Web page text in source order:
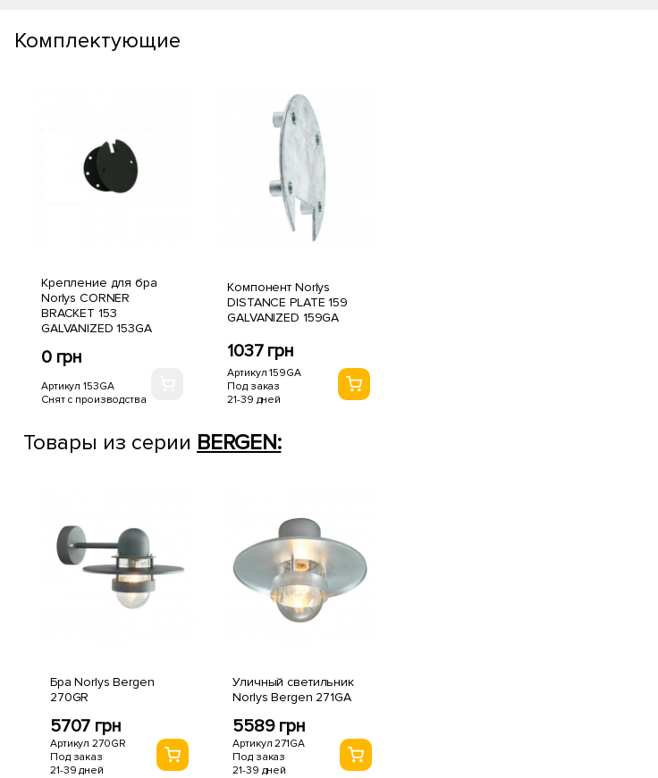
Комплектующие
Крепление для бра
Norlys CORNER
BRACKET 153
GALVANIZED 153GA
0 грн
Артикул 153GA
Снят с производства
Компонент Norlys
DISTANCE PLATE 159
GALVANIZED 159GA
1037 грн
Артикул 159GA
Под заказ
21-39 дней
Товары из серии BERGEN:
Бра Norlys Bergen
270GR
5707 грн
Артикул 270GR
Под заказ
21-39 дней
Уличный светильник
Norlys Bergen 271GA
5589 грн
Артикул 271GA
Под заказ
21-39 дней